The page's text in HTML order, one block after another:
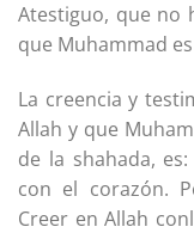
Atestiguo, que no
que Muhammad
La creencia y
Allah y que
de la shahada,
con el corazón.
Creer en Allah